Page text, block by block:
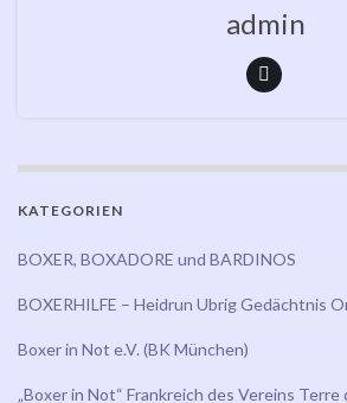
admin
KATEGORIEN
BOXER, BOXADORE und BARDINOS
BOXERHILFE – Heidrun Ubrig Gedächtnis
Boxer in Not e.V. (BK München)
„Boxer in Not“ Frankreich des Vereins Terre